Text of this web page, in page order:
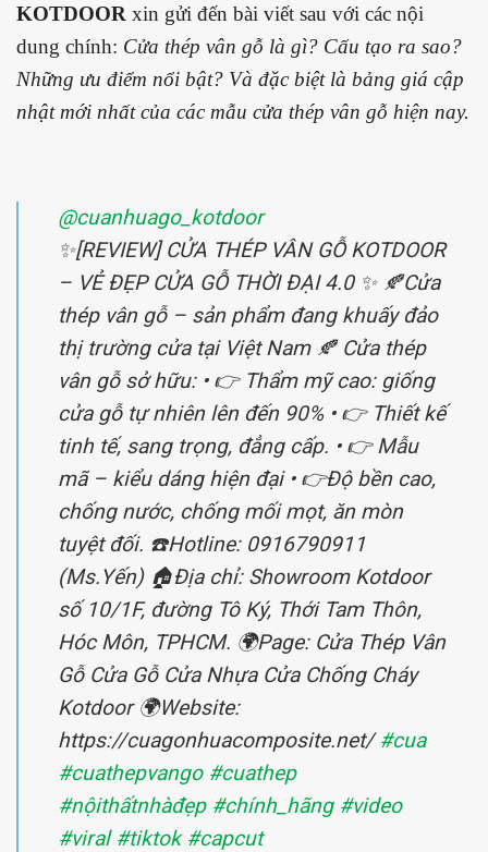
KOTDOOR xin gửi đến bài viết sau với các nội
dung chính: Cửa thép vân gỗ là gì? Cấu tạo ra sao?
Những ưu điểm nổi bật? Và đặc biệt là bảng giá cập
nhật mới nhất của các mẫu cửa thép vân gỗ hiện nay.
@cuanhuago_kotdoor
✨[REVIEW] CỬA THÉP VÂN GỖ KOTDOOR
– VẺ ĐẸP CỬA GỖ THỜI ĐẠI 4.0 ✨ 🍂Cửa
thép vân gỗ – sản phẩm đang khuấy đảo
thị trường cửa tại Việt Nam 🍂 Cửa thép
vân gỗ sở hữu: • 👉 Thẩm mỹ cao: giống
cửa gỗ tự nhiên lên đến 90% • 👉 Thiết kế
tinh tế, sang trọng, đẳng cấp. • 👉 Mẫu
mã – kiểu dáng hiện đại • 👉Độ bền cao,
chống nước, chống mối mọt, ăn mòn
tuyệt đối. ☎️Hotline: 0916790911
(Ms.Yến) 🏠Địa chỉ: Showroom Kotdoor
số 10/1F, đường Tô Ký, Thới Tam Thôn,
Hóc Môn, TPHCM. 🌍Page: Cửa Thép Vân
Gỗ Cửa Gỗ Cửa Nhựa Cửa Chống Cháy
Kotdoor 🌍Website:
https://cuagonhuacomposite.net/#cua
#cuathepvango #cuathep
#nộithấtnhàđẹp #chính_hãng #video
#viral #tiktok #capcut